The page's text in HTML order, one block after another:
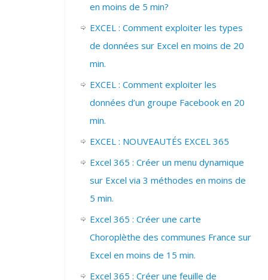
en moins de 5 min?
EXCEL : Comment exploiter les types
de données sur Excel en moins de 20
min.
EXCEL : Comment exploiter les
données d’un groupe Facebook en 20
min.
EXCEL : NOUVEAUTÉS EXCEL 365
Excel 365 : Créer un menu dynamique
sur Excel via 3 méthodes en moins de
5 min.
Excel 365 : Créer une carte
Choroplèthe des communes France sur
Excel en moins de 15 min.
Excel 365 : Créer une feuille de